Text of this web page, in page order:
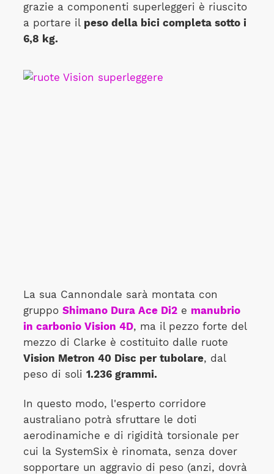
grazie a componenti superleggeri è riuscito
a portare il peso della bici completa sotto i
6,8 kg.
La sua Cannondale sarà montata con
gruppo Shimano Dura Ace Di2e manubrio
in carbonio Vision 4D, ma il pezzo forte del
mezzo di Clarke è costituito dalle ruote
Vision Metron 40 Disc per tubolare, dal
peso di soli 1.236 grammi.
In questo modo, l'esperto corridore
australiano potrà sfruttare le doti
aerodinamiche e di rigidità torsionale per
cui la SystemSix è rinomata, senza dover
sopportare un aggravio di peso (anzi, dovrà